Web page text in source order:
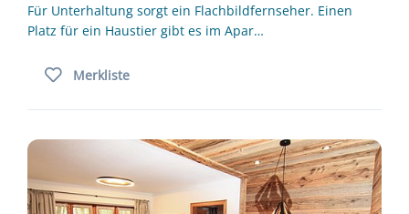
Für Unterhaltung sorgt ein Flachbildfernseher. Einen
Platz für ein Haustier gibt es im Apar…
Merkliste